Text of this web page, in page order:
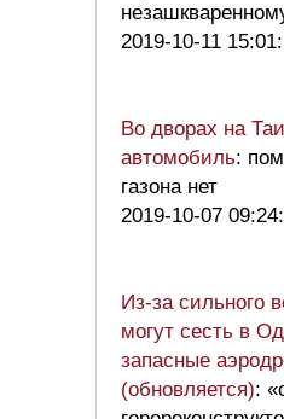
2019-10-11
Во дворах на
автомобиль:
газона нет
2019-10-07
Из-за сильного
могут сесть в
запасные
(обновляется):